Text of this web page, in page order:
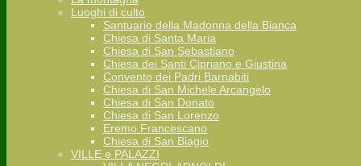
Luoghi di culto
Santuario della Madonna della Bianca
Chiesa di Santa Maria
Chiesa di San Sebastiano
Chiesa dei Santi Cipriano e Giustina
Convento dei Padri Barnabiti
Chiesa di San Michele Arcangelo
Chiesa di San Donato
Chiesa di San Lorenzo
Eremo Francescano
Chiesa di San Biagio
VILLE e PALAZZI